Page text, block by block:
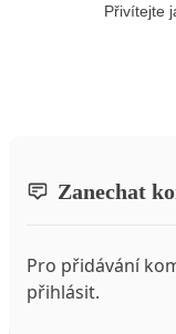
Přivítejte
Zanechat
Pro přidávání
přihlásit.